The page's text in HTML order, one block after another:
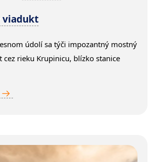
viadukt
údolí sa týči impozantný mostný
cez rieku Krupinicu, blízko stanice